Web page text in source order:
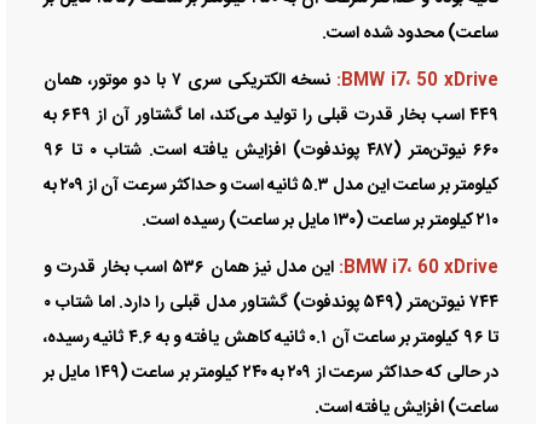
ساعت) محدود شده است.
BMW i7، 50 xDrive:
نسخه الکتریکی سری ۷ با دو موتور، همان
۴۴۹ اسب بخار قدرت قبلی را تولید می‌کند، اما گشتاور آن از ۶۴۹ به
۶۶۰ نیوتن‌متر (۴۸۷ پوندفوت) افزایش یافته است. شتاب ۰ تا ۹۶
کیلومتر بر ساعت این مدل ۵.۳ ثانیه است و حداکثر سرعت آن از ۲۰۹ به
۲۱۰ کیلومتر بر ساعت (۱۳۰ مایل بر ساعت) رسیده است.
BMW i7، 60 xDrive:
این مدل نیز همان ۵۳۶ اسب بخار قدرت و
۷۴۴ نیوتن‌متر (۵۴۹ پوندفوت) گشتاور مدل قبلی را دارد. اما شتاب ۰
تا ۹۶ کیلومتر بر ساعت آن ۰.۱ ثانیه کاهش یافته و به ۴.۶ ثانیه رسیده،
در حالی که حداکثر سرعت از ۲۰۹ به ۲۴۰ کیلومتر بر ساعت (۱۴۹ مایل بر
ساعت) افزایش یافته است.